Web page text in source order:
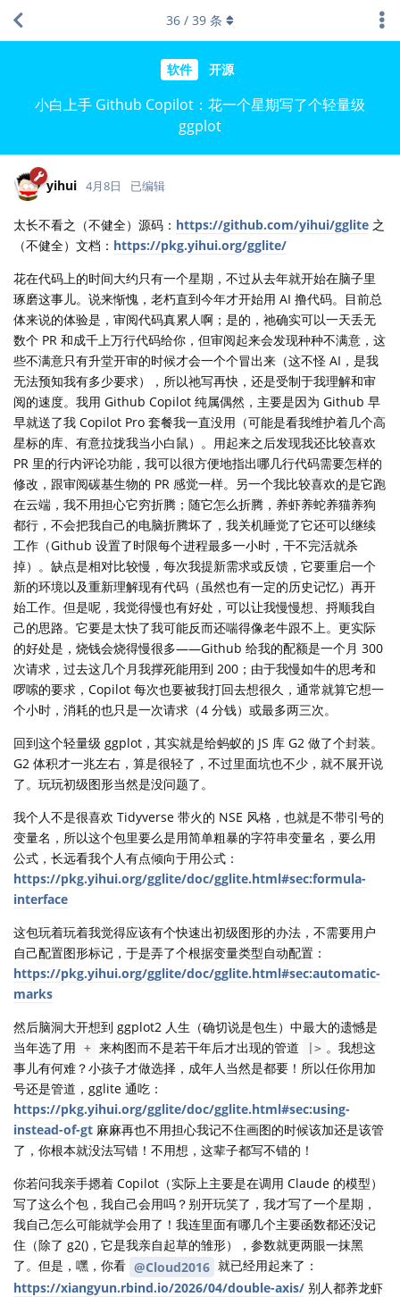
软件 开源
小白上手 Github Copilot：花一个星期写了个轻量级
ggplot
36 / 39 条
yihui 4月8日 已编辑
太长不看之（不健全）源码： https://github.com/yihui/gglite 之
（不健全）文档： https://pkg.yihui.org/gglite/
花在代码上的时间大约只有一个星期，不过从去年就开始在脑子里
琢磨这事儿。说来惭愧，老朽直到今年才开始用 AI 撸代码。目前总
体来说的体验是，审阅代码真累人啊；是的，祂确实可以一天丢无
数个 PR 和成千上万行代码给你，但审阅起来会发现种种不满意，这
些不满意只有升堂开审的时候才会一个个冒出来（这不怪 AI，是我
无法预知我有多少要求），所以祂写再快，还是受制于我理解和审
阅的速度。我用 Github Copilot 纯属偶然，主要是因为 Github 早
早就送了我 Copilot Pro 套餐我一直没用（可能是看我维护着几个高
星标的库、有意拉拢我当小白鼠）。用起来之后发现我还比较喜欢
PR 里的行内评论功能，我可以很方便地指出哪几行代码需要怎样的
修改，跟审阅碳基生物的 PR 感觉一样。另一个我比较喜欢的是它跑
在云端，我不用担心它穷折腾；随它怎么折腾，养虾养蛇养猫养狗
都行，不会把我自己的电脑折腾坏了，我关机睡觉了它还可以继续
工作（Github 设置了时限每个进程最多一小时，干不完活就杀
掉）。缺点是相对比较慢，每次我提新需求或反馈，它要重启一个
新的环境以及重新理解现有代码（虽然也有一定的历史记忆）再开
始工作。但是呢，我觉得慢也有好处，可以让我慢慢想、捋顺我自
己的思路。它要是太快了我可能反而还喘得像老牛跟不上。更实际
的好处是，烧钱会烧得慢很多——Github 给我的配额是一个月 300
次请求，过去这几个月我撑死能用到 200；由于我慢如牛的思考和
啰嗦的要求，Copilot 每次也要被我打回去想很久，通常就算它想一
个小时，消耗的也只是一次请求（4 分钱）或最多两三次。
回到这个轻量级 ggplot，其实就是给蚂蚁的 JS 库 G2 做了个封装。
G2 体积才一兆左右，算是很轻了，不过里面坑也不少，就不展开说
了。玩玩初级图形当然是没问题了。
我个人不是很喜欢 Tidyverse 带火的 NSE 风格，也就是不带引号的
变量名，所以这个包里要么是用简单粗暴的字符串变量名，要么用
公式，长远看我个人有点倾向于用公式：
https://pkg.yihui.org/gglite/doc/gglite.html#sec:formula-
interface
这包玩着玩着我觉得应该有个快速出初级图形的办法，不需要用户
自己配置图形标记，于是弄了个根据变量类型自动配置：
https://pkg.yihui.org/gglite/doc/gglite.html#sec:automatic-
marks
然后脑洞大开想到 ggplot2 人生（确切说是包生）中最大的遗憾是
当年选了用
+ 来构图而不是若干年后才出现的管道 |> 。我想这
事儿有何难？小孩子才做选择，成年人当然是都要！所以任你用加
号还是管道，gglite 通吃：
https://pkg.yihui.org/gglite/doc/gglite.html#sec:using-
instead-of-gt 麻麻再也不用担心我记不住画图的时候该加还是该管
了，你根本就没法写错！不用想，这辈子都写不错的！
你若问我亲手摁着 Copilot（实际上主要是在调用 Claude 的模型）
写了这么个包，我自己会用吗？别开玩笑了，我才写了一个星期，
我自己怎么可能就学会用了！我连里面有哪几个主要函数都还没记
住（除了 g2()，它是我亲自起草的雏形），参数就更两眼一抹黑
了。但是，嘿，你看 @Cloud2016 就已经用起来了：
https://xiangyun.rbind.io/2026/04/double-axis/ 别人都养龙虾